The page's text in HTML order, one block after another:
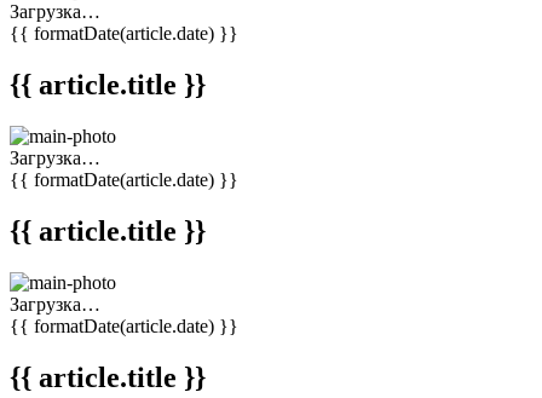
Загрузка…
{{ formatDate(article.date) }}
{{ article.title }}
Загрузка…
{{ formatDate(article.date) }}
{{ article.title }}
Загрузка…
{{ formatDate(article.date) }}
{{ article.title }}